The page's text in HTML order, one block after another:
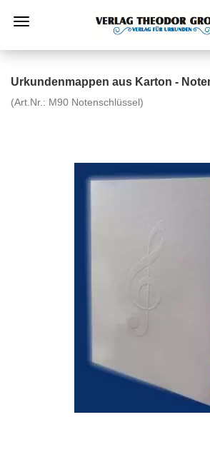
Urkundenmappen aus Karton -
(Art.Nr.: M90 Notenschlüssel)